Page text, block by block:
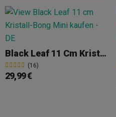
Black Leaf 11 Cm Kristall-Bong Mini
(16)
29,99 €